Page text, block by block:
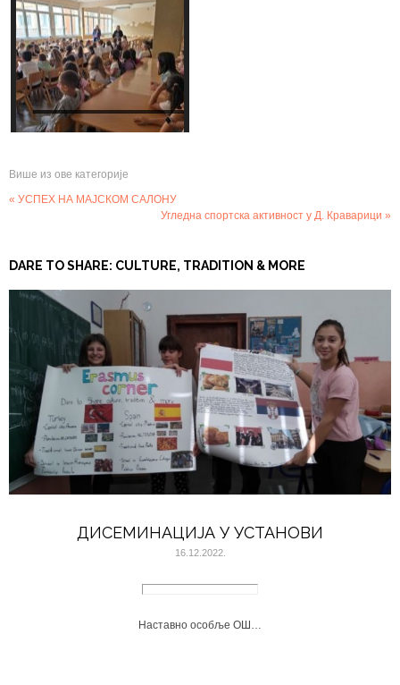
Више из ове категорије
« УСПЕХ НА МАЈСКОМ САЛОНУ
Угледна спортска активност у Д. Краварици »
DARE TO SHARE: CULTURE, TRADITION & MORE
ДИСЕМИНАЦИЈА У УСТАНОВИ
16.12.2022.
Наставно особље ОШ…